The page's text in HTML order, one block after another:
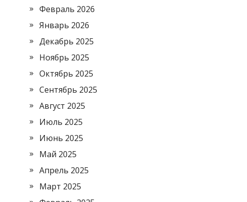
Февраль 2026
Январь 2026
Декабрь 2025
Ноябрь 2025
Октябрь 2025
Сентябрь 2025
Август 2025
Июль 2025
Июнь 2025
Май 2025
Апрель 2025
Март 2025